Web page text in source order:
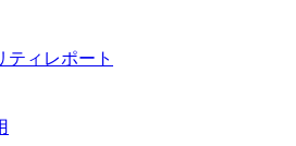
ティレポート